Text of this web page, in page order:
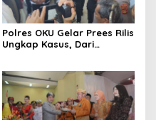
Polres OKU Gelar Prees Rilis
Ungkap Kasus, Dari